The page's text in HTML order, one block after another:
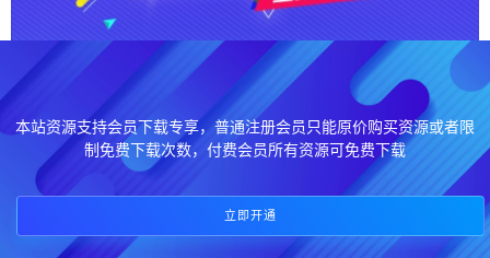
本站资源支持会员下载专享，普通注册会员只能原价购买资源或者限
制免费下载次数，付费会员所有资源可免费下载
立即开通